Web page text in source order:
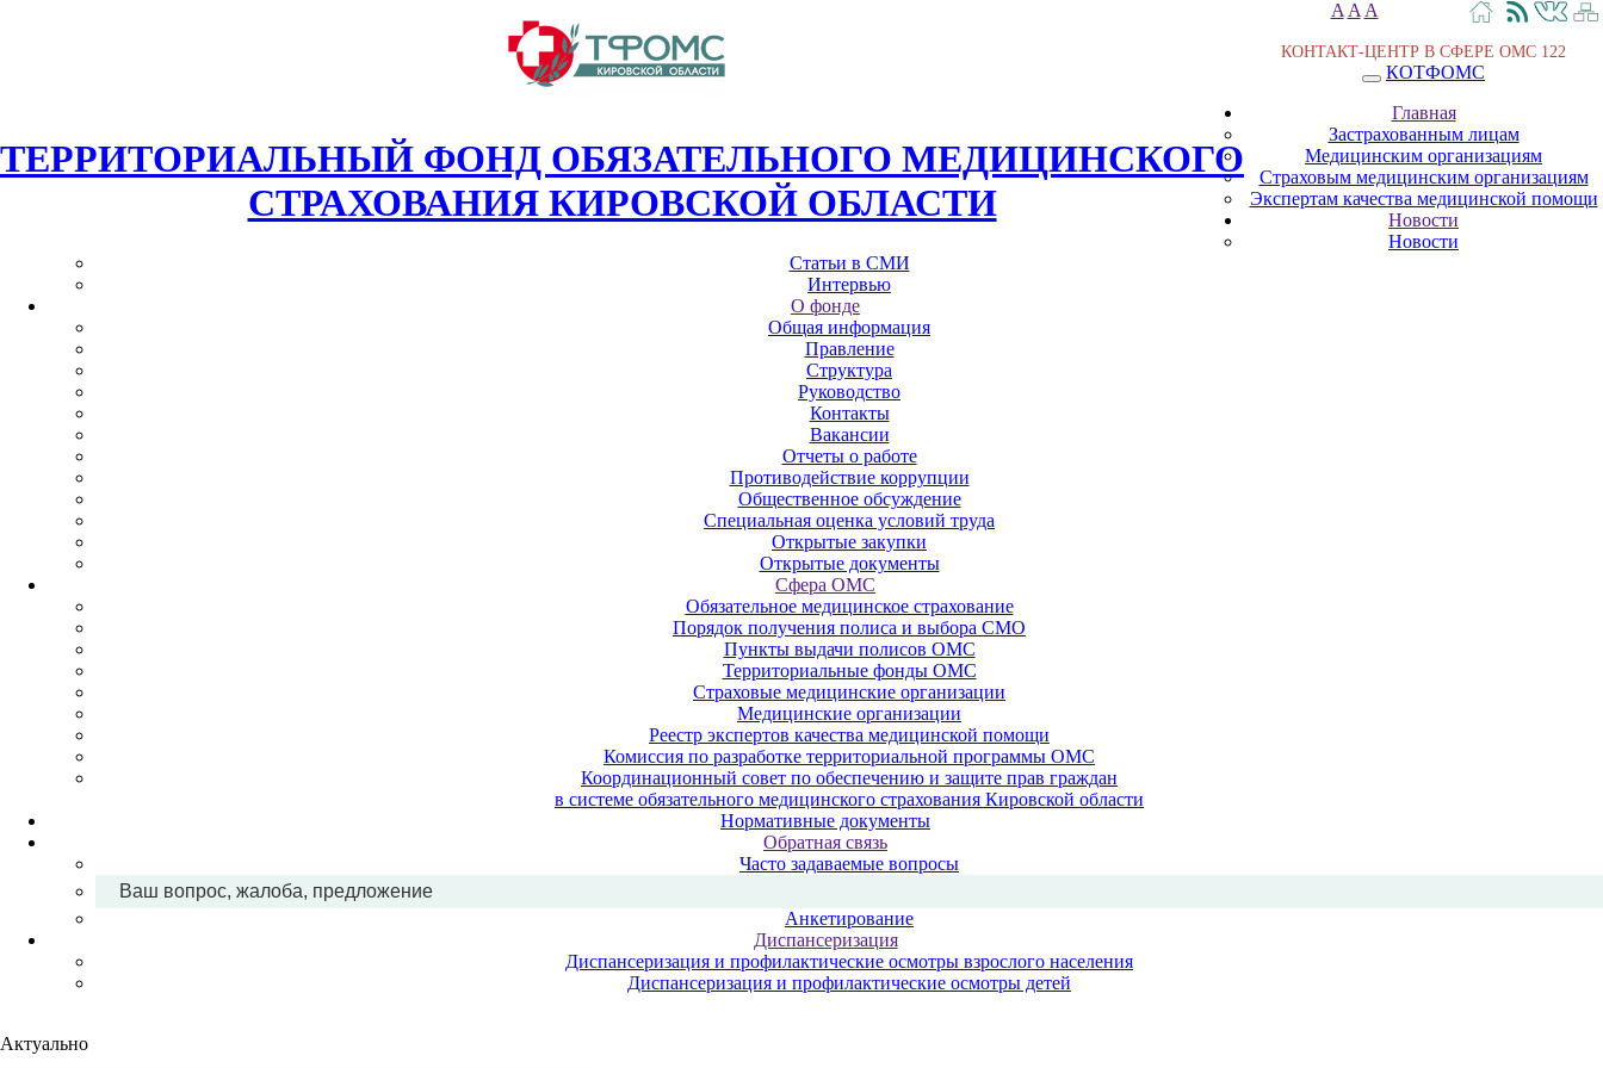
ТЕРРИТОРИАЛЬНЫЙ ФОНД ОБЯЗАТЕЛЬНОГО МЕДИЦИНСКОГО
СТРАХОВАНИЯ КИРОВСКОЙ ОБЛАСТИ
A A A
КОНТАКТ-ЦЕНТР В СФЕРЕ ОМС 122
КОТФОМС
Главная
Застрахованным лицам
Медицинским организациям
Страховым медицинским организациям
Экспертам качества медицинской помощи
Новости
Новости
Статьи в СМИ
Интервью
О фонде
Общая информация
Правление
Структура
Руководство
Контакты
Вакансии
Отчеты о работе
Противодействие коррупции
Общественное обсуждение
Специальная оценка условий труда
Открытые закупки
Открытые документы
Сфера ОМС
Обязательное медицинское страхование
Порядок получения полиса и выбора СМО
Пункты выдачи полисов ОМС
Территориальные фонды ОМС
Страховые медицинские организации
Медицинские организации
Реестр экспертов качества медицинской помощи
Комиссия по разработке территориальной программы ОМС
Координационный совет по обеспечению и защите прав граждан
в системе обязательного медицинского страхования Кировской области
Нормативные документы
Обратная связь
Часто задаваемые вопросы
Ваш вопрос, жалоба, предложение
Анкетирование
Диспансеризация
Диспансеризация и профилактические осмотры взрослого населения
Диспансеризация и профилактические осмотры детей
Актуально